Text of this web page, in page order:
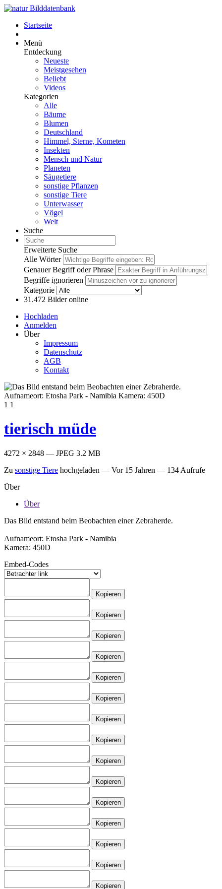
Startseite
Menü
Entdeckung
Neueste
Meistgesehen
Beliebt
Videos
Kategorien
Alle
Bäume
Blumen
Deutschland
Himmel, Sterne, Kometen
Insekten
Mensch und Natur
Planeten
Säugetiere
sonstige Pflanzen
sonstige Tiere
Unterwasser
Vögel
Welt
Suche
Erweiterte Suche
Alle Wörter
Genauer Begriff oder Phrase
Begriffe ignorieren
Kategorie
31.472 Bilder online
Hochladen
Anmelden
Über
Impressum
Datenschutz
AGB
Kontakt
1 1
tierisch müde
4272 × 2848 — JPEG 3.2 MB
Zu sonstige Tiere hochgeladen — Vor 15 Jahren — 134 Aufrufe
Über
Über
Das Bild entstand beim Beobachten einer Zebraherde.
Aufnameort: Etosha Park - Namibia
Kamera: 450D
Embed-Codes
Kopieren
Kopieren
Kopieren
Kopieren
Kopieren
Kopieren
Kopieren
Kopieren
Kopieren
Kopieren
Kopieren
Kopieren
Kopieren
Kopieren
Kopieren